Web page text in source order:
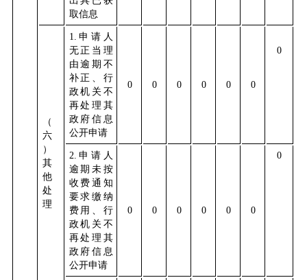
取信息
（
六
）
其
他
处
理
1. 申请人
无正当理
由逾期不
补正、行
政机关不
再处理其
政府信息
公开申请
0 0 0 0 0 0
0
2. 申请人
逾期未按
收费通知
要求缴纳
费用、行
政机关不
再处理其
政府信息
公开申请
0 0 0 0 0 0
0